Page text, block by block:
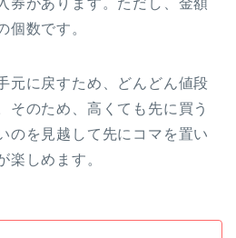
券があります。ただし、金額
個数です。
元に戻すため、どんどん値段
そのため、高くても先に買う
のを見越して先にコマを置い
楽しめます。